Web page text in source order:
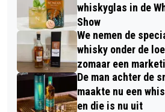
whiskyglas in de
Show
We nemen de
whisky onder de
zomaar een
De man achter de
maakte nu een
en die is nu uit